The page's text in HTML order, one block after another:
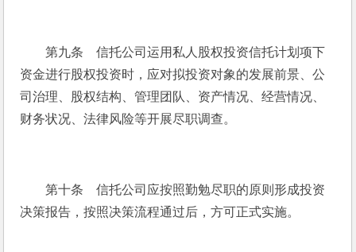
第九条　信托公司运用私人股权投资信托计划项下
资金进行股权投资时，应对拟投资对象的发展前景、公
司治理、股权结构、管理团队、资产情况、经营情况、
财务状况、法律风险等开展尽职调查。
第十条　信托公司应按照勤勉尽职的原则形成投资
决策报告，按照决策流程通过后，方可正式实施。